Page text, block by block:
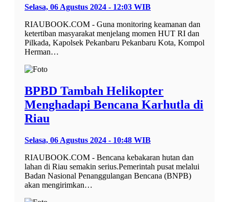
Selasa, 06 Agustus 2024 - 12:03 WIB
RIAUBOOK.COM - Guna monitoring keamanan dan
ketertiban masyarakat menjelang momen HUT RI dan
Pilkada, Kapolsek Pekanbaru Pekanbaru Kota, Kompol
Herman…
BPBD Tambah Helikopter
Menghadapi Bencana Karhutla di
Riau
Selasa, 06 Agustus 2024 - 10:48 WIB
RIAUBOOK.COM - Bencana kebakaran hutan dan
lahan di Riau semakin serius.Pemerintah pusat melalui
Badan Nasional Penanggulangan Bencana (BNPB)
akan mengirimkan…